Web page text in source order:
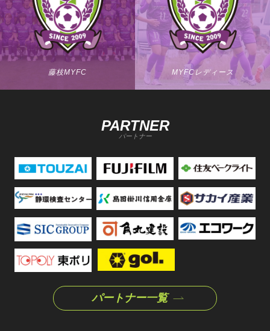
藤枝MYFC MYFCレディース
PARTNER
パートナー
パートナー一覧